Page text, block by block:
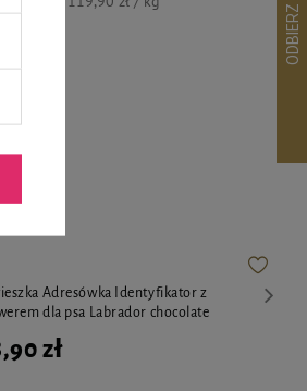
Adresówka Identyfikator z
dla psa Labrador chocolate
zł